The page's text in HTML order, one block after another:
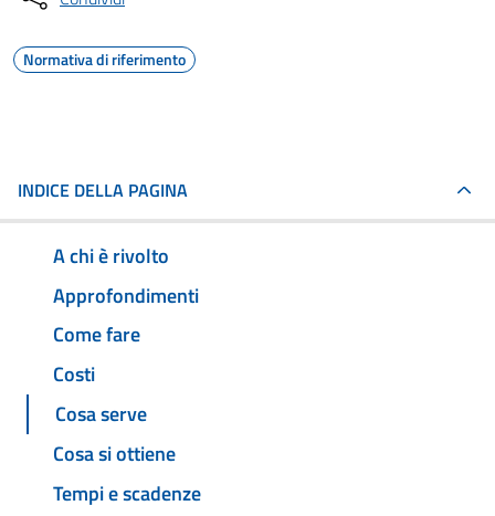
Normativa di riferimento
INDICE DELLA PAGINA
A chi è rivolto
Approfondimenti
Come fare
Costi
Cosa serve
Cosa si ottiene
Tempi e scadenze